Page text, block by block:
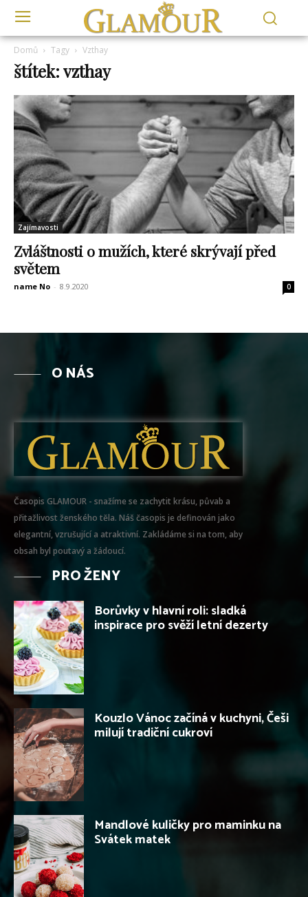
Domů Tagy Vzthay
štítek: vzthay
Zajímavosti
Zvláštnosti o mužích, které skrývají před
světem
name No - 8.9.2020 0
O NÁS
Časopis GLAMOUR - snažíme se zachytit krásu, půvab a
přitažlivost ženského těla. Náš časopis je definován jako
elegantní, vzrušující a atraktivní. Zakládáme si na tom, aby
obsah byl poutavý a žádoucí.
PRO ŽENY
Borůvky v hlavní roli: sladká
inspirace pro svěží letní dezerty
Kouzlo Vánoc začíná v kuchyni, Češi
milují tradiční cukroví
Mandlové kuličky pro maminku na
Svátek matek